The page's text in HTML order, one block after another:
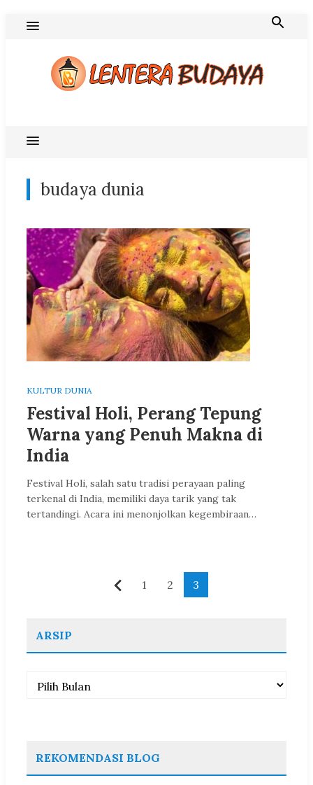
budaya dunia
KULTUR DUNIA
Festival Holi, Perang Tepung
Warna yang Penuh Makna di
India
Festival Holi, salah satu tradisi perayaan paling
terkenal di India, memiliki daya tarik yang tak
tertandingi. Acara ini menonjolkan kegembiraan…
Sebelumnya
1 2 3
ARSIP
Arsip
REKOMENDASI BLOG